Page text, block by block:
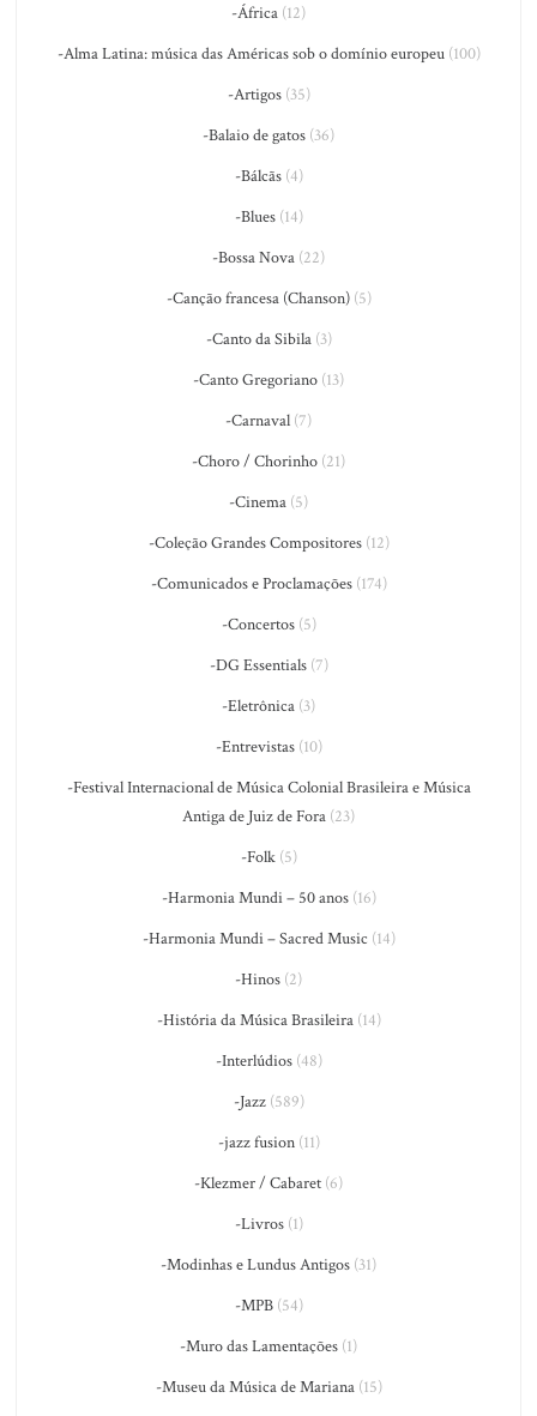
-África (12)
-Alma Latina: música das Américas sob o domínio europeu(100)
-Artigos(35)
-Balaio de gatos (36)
-Bálcãs(4)
-Blues(14)
-Bossa Nova (22)
-Canção francesa (Chanson)(5)
-Canto da Sibila(3)
-Canto Gregoriano (13)
-Carnaval (7)
-Choro / Chorinho (21)
-Cinema (5)
-Coleção Grandes Compositores(12)
-Comunicados e Proclamações(174)
-Concertos(5)
-DG Essentials(7)
-Eletrônica (3)
-Entrevistas(10)
-Festival Internacional de Música Colonial Brasileira e Música
Antiga de Juiz de Fora (23)
-Folk(5)
-Harmonia Mundi – 50 anos(16)
-Harmonia Mundi – Sacred Music (14)
-Hinos (2)
-História da Música Brasileira(14)
-Interlúdios(48)
-Jazz(589)
-jazz fusion(11)
-Klezmer / Cabaret (6)
-Livros(1)
-Modinhas e Lundus Antigos (31)
-MPB(54)
-Muro das Lamentações (1)
-Museu da Música de Mariana(15)